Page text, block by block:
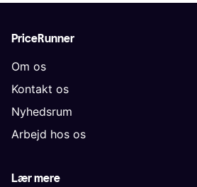
PriceRunner
Om os
Kontakt os
Nyhedsrum
Arbejd hos os
Lær mere